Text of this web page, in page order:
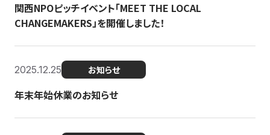
関西NPOピッチイベント「MEET THE LOCAL
CHANGEMAKERS」を開催しました！
2025.12.25 お知らせ
年末年始休業のお知らせ